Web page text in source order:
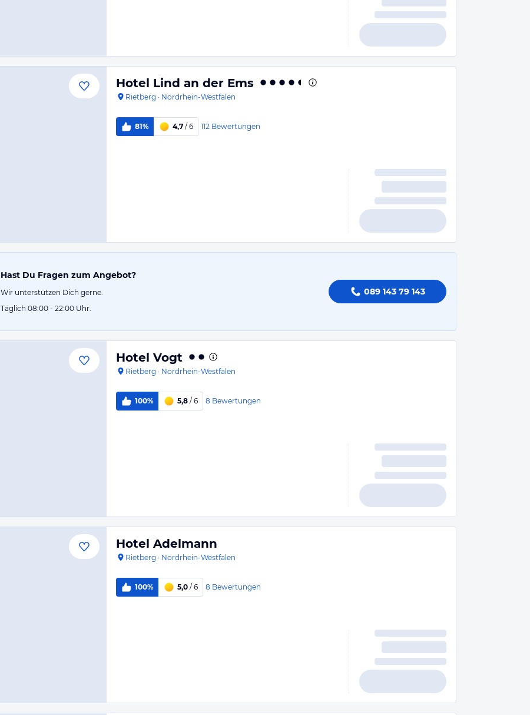
Hotel Lind an der Ems
Rietberg · Nordrhein-Westfalen
81% 4,7 / 6 112 Bewertungen
Hast Du Fragen zum Angebot?
Wir unterstützen Dich gerne.
Täglich 08:00 - 22:00 Uhr.
089 143 79 143
Hotel Vogt
Rietberg · Nordrhein-Westfalen
100% 5,8 / 6 8 Bewertungen
Hotel Adelmann
Rietberg · Nordrhein-Westfalen
100% 5,0 / 6 8 Bewertungen